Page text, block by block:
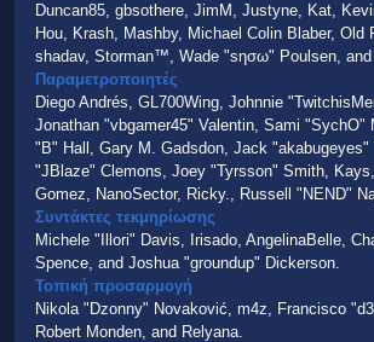
Duncan85, gbsothere, JimM, Justyne, Kat,
Hou, Krash, Mashby, Michael Colin Blaber, Old
shadav, Storman™, Wade "sησω" Poulsen, and
Παραμετροποιητές
Diego Andrés, GL700Wing, Johnnie
Jonathan "vbgamer45" Valentin, Sami "SychO"
"B" Hall, Gary M. Gadsdon, Jack "akabugeyes"
"JBlaze" Clemons, Joey "Tyrsson" Smith,
Gomez, NanoSector, Ricky., Russell "NEND"
Συντάκτες τεκμηρίωσης
Michele "Illori" Davis, Irisado, AngelinaBelle,
Spence, and Joshua "groundup" Dickerson.
Τοπική προσαρμογή
Nikola "Dzonny" Novaković, m4z, Francisco
Robert Monden, and Relyana.